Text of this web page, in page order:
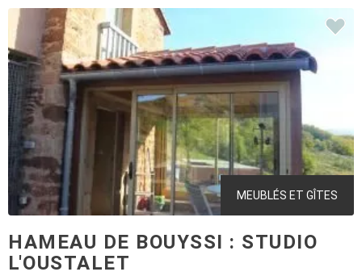
MEUBLÉS ET GÎTES
HAMEAU DE BOUYSSI : STUDIO
L'OUSTALET